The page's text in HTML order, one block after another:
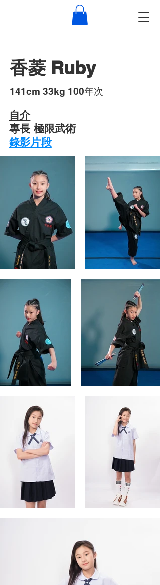
香菱 Ruby
​141cm 33kg 100年次
自介
專長 極限武術
錄影片段